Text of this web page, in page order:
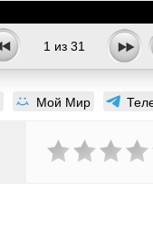
1 из 31
Мой Мир